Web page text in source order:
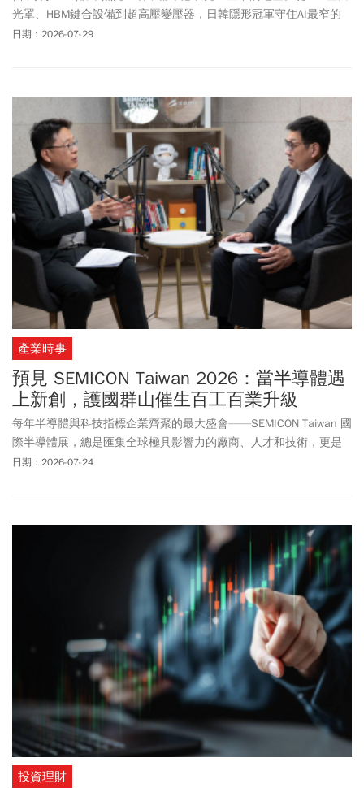
光罩、HBM鍵合設備到超高壓變壓器，日韓隱形冠軍守住AI最窄的
關口。
日期：2026-07-29
產業時事
預見 SEMICON Taiwan 2026：當半導體遇
上新創，護國群山催生百工百業升級
每年半導體與科技指標企業齊聚的最大盛會——SEMICON Taiwan 國
際半導體展，總是匯集全球極具影響力的廠商、人才和技術，更是
台灣廠商與全球接軌的重要埠口。隨著台灣半導體、AI 伺服器產業
日期：2026-07-24
投資理財